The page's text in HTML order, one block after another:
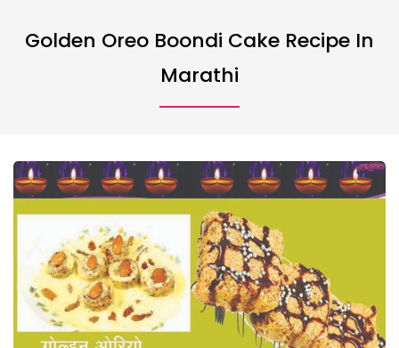
Golden Oreo Boondi Cake Recipe In
Marathi